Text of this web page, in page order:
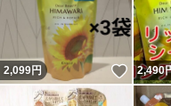
2,099円 いい
2,490